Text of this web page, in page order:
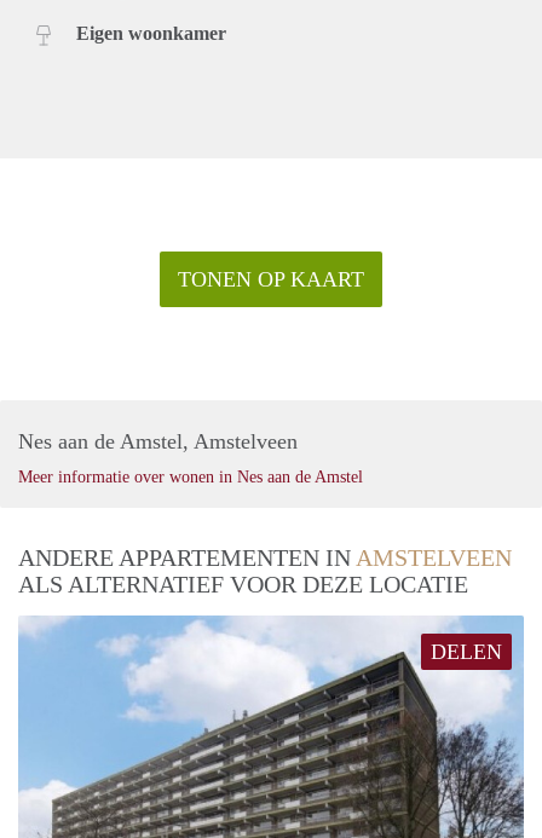
Eigen woonkamer
TONEN OP KAART
Nes aan de Amstel, Amstelveen
Meer informatie over wonen in Nes aan de Amstel
ANDERE APPARTEMENTEN IN AMSTELVEEN
ALS ALTERNATIEF VOOR DEZE LOCATIE
DELEN